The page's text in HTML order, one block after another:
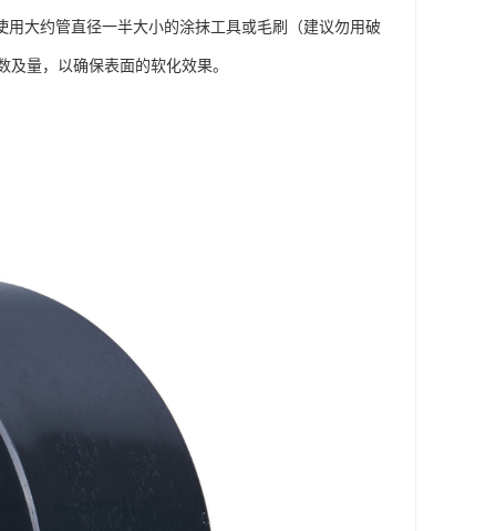
大约管直径一半大小的涂抹工具或毛刷（建议勿用破
量，以确保表面的软化效果。